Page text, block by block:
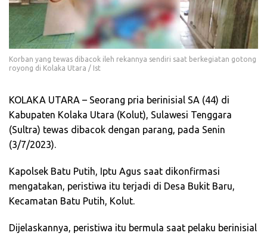
Korban yang tewas dibacok ileh rekannya sendiri saat berkegiatan gotong
royong di Kolaka Utara / Ist
KOLAKA UTARA – Seorang pria berinisial SA (44) di
Kabupaten Kolaka Utara (Kolut), Sulawesi Tenggara
(Sultra) tewas dibacok dengan parang, pada Senin
(3/7/2023).
Kapolsek Batu Putih, Iptu Agus saat dikonfirmasi
mengatakan, peristiwa itu terjadi di Desa Bukit Baru,
Kecamatan Batu Putih, Kolut.
Dijelaskannya, peristiwa itu bermula saat pelaku berinisial